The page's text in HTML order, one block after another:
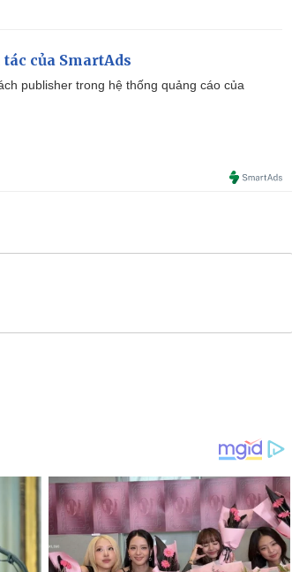
của SmartAds
publisher trong hệ thống quảng cáo của